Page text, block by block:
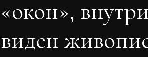
«окон»,
виден